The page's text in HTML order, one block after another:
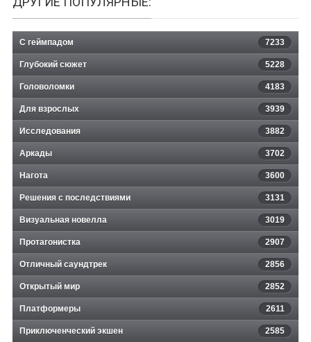
С геймпадом 7233
Глубокий сюжет 5228
Головоломки 4183
Для взрослых 3939
Исследования 3882
Аркады 3702
Нагота 3600
Решения с последствиями 3131
Визуальная новелла 3019
Протагонистка 2907
Отличный саундтрек 2856
Открытый мир 2852
Платформеры 2611
Приключенческий экшен 2585